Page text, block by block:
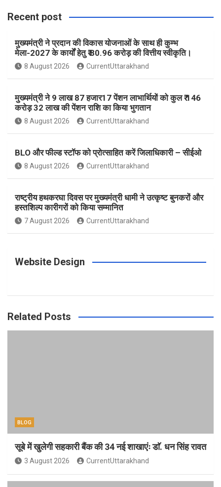
b
o
o
k
a
g
r
a
m
e
r
e
s
t
t
e
r
u
b
e
Recent post
मुख्यमंत्री ने प्रदान की विकास योजनाओं के साथ ही कुम्भ
मेला-2027 के कार्यों हेतु ₹ 80.96 करोड़ की वित्तीय स्वीकृति।
8 August 2026 CurrentUttarakhand
मुख्यमंत्री ने 9 लाख 87 हजार17 पेंशन लाभार्थियों को कुल ₹ 146
करोड़ 32 लाख की पेंशन राशि का किया भुगतान
8 August 2026 CurrentUttarakhand
BLO और फील्ड स्टॉफ को प्रोत्साहित करें जिलाधिकारी – सीईओ
8 August 2026 CurrentUttarakhand
राष्ट्रीय हथकरघा दिवस पर मुख्यमंत्री धामी ने उत्कृष्ट बुनकरों और
हस्तशिल्प कारीगरों को किया सम्मानित
7 August 2026 CurrentUttarakhand
Website Design
Related Posts
BLOG
सूबे में खुलेगी सहकारी बैंक की 34 नई शाखाएंः डाॅ. धन सिंह रावत
3 August 2026 CurrentUttarakhand